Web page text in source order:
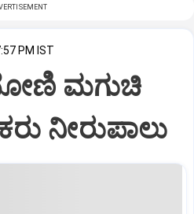
PM IST
ಮಗುಚಿ
ನೀರುಪಾಲು